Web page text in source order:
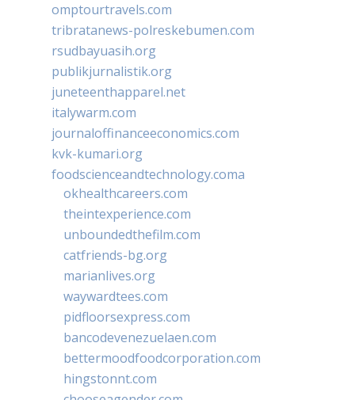
omptourtravels.com
tribratanews-polreskebumen.com
rsudbayuasih.org
publikjurnalistik.org
juneteenthapparel.net
italywarm.com
journaloffinanceeconomics.com
kvk-kumari.org
foodscienceandtechnology.coma
okhealthcareers.com
theintexperience.com
unboundedthefilm.com
catfriends-bg.org
marianlives.org
waywardtees.com
pidfloorsexpress.com
bancodevenezuelaen.com
bettermoodfoodcorporation.com
hingstonnt.com